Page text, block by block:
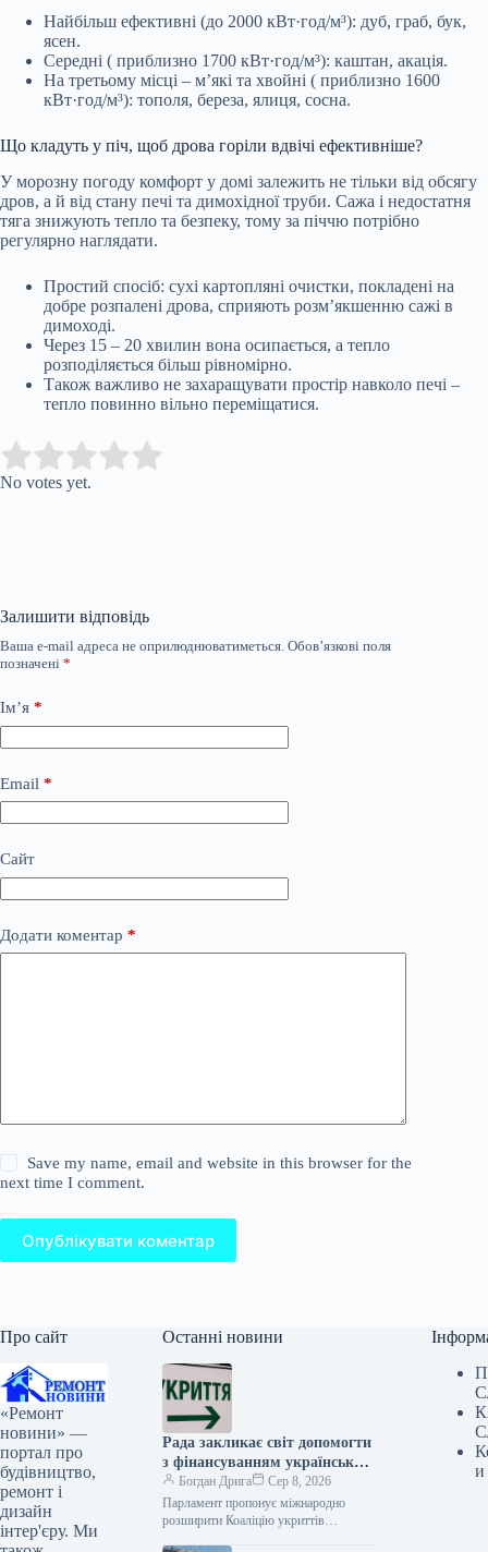
Найбільш ефективні (до 2000 кВт·год/м³): дуб, граб, бук,
ясен.
Середні ( приблизно 1700 кВт·год/м³): каштан, акація.
На третьому місці – м’які та хвойні ( приблизно 1600
кВт·год/м³): тополя, береза, ялиця, сосна.
Що кладуть у піч, щоб дрова горіли вдвічі ефективніше?
У морозну погоду комфорт у домі залежить не тільки від обсягу
дров, а й від стану печі та димохідної труби. Сажа і недостатня
тяга знижують тепло та безпеку, тому за піччю потрібно
регулярно наглядати.
Простий спосіб: сухі картопляні очистки, покладені на
добре розпалені дрова, сприяють розм’якшенню сажі в
димоході.
Через 15 – 20 хвилин вона осипається, а тепло
розподіляється більш рівномірно.
Також важливо не захаращувати простір навколо печі –
тепло повинно вільно переміщатися.
Rate this item:
No votes yet.
Залишити відповідь
Ваша e-mail адреса не оприлюднюватиметься. Обов’язкові поля
позначені *
Ім’я *
Email *
Сайт
Додати коментар *
Save my name, email and website in this browser for the
next time I comment.
Опублікувати коментар
Про сайт
«Ремонт
новини» —
портал про
будівництво,
ремонт і
дизайн
інтер'єру. Ми
Останні новини
Рада закликає світ допомогти
з фінансуванням українських
укриттів
Богдан Дрига
Сер 8, 2026
Парламент пропонує міжнародно
розширити Коаліцію укриттів
и